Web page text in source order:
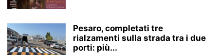
Pesaro, completati tre
rialzamenti sulla strada tra i due
porti: più...